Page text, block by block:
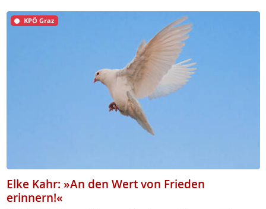
KPÖ Graz
Elke Kahr: »An den Wert von Frieden
erinnern!«